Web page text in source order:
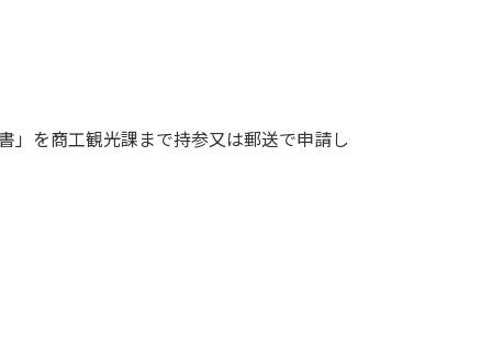
」を商工観光課まで持参又は郵送で申請し